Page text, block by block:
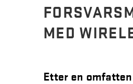
MED
Etter en